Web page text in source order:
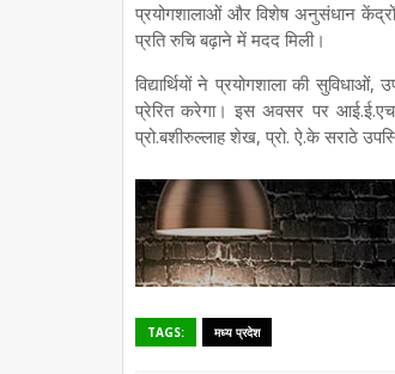
प्रयोगशालाओं और विशेष अनुसंधान
प्रति रुचि बढ़ाने में मदद मिली।
विद्यार्थियों ने प्रयोगशाला की
प्रेरित करेगा। इस अवसर पर
प्रो.बशीरुल्लाह शेख, प्रो. ऐ.के सराठे
TAGS: मध्य प्रदेश